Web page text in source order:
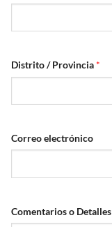
Distrito / Provincia *
Correo electrónico
Comentarios o Detalles